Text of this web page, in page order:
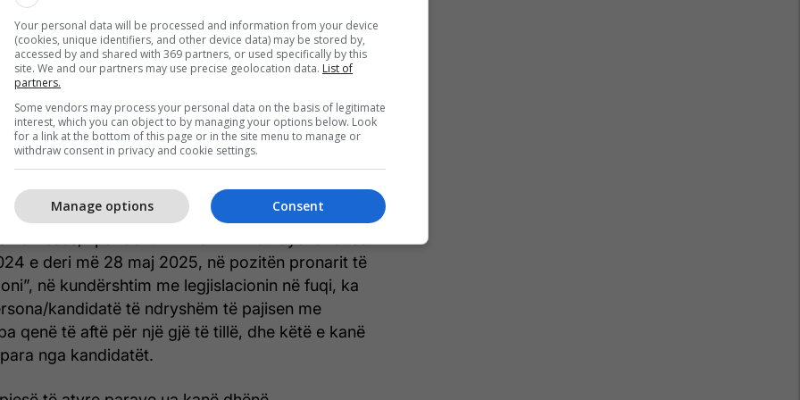
apo të tërthortë kanë kërkuar dhe pranuar
600 euro nga kandidati për patentë shofer- tani i
premtimin se janë në gjendje të ushtrojnë ndikim
vendimmarrjen e koordinatorit për patentë
pandehurin Avni Abdyli.
dyshohen se kanë kryer veprën penale
nga neni 424, par.1 dhe 2 të Kodit Penal, lidhur
kërkesës, i pandehuri Drilon Ahmeti dyshohet se
e deri më 28 maj 2025, në pozitën pronarit të
në kundërshtim me legjislacionin në fuqi, ka
kandidatë të ndryshëm të pajisen me
qenë të aftë për një gjë të tillë, dhe këtë e kanë
nga kandidatët.
Your personal data will be processed and information from your device
(cookies, unique identifiers, and other device data) may be stored by,
accessed by and shared with 369 partners, or used specifically by this
site. We and our partners may use precise geolocation data. List of
partners.
Some vendors may process your personal data on the basis of legitimate
interest, which you can object to by managing your options below. Look
for a link at the bottom of this page or in the site menu to manage or
withdraw consent in privacy and cookie settings.
Consent
Manage options